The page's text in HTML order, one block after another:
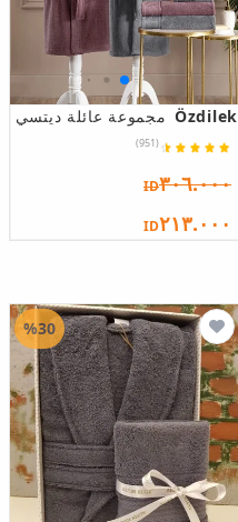
Özdilek مجموعة عائلة ديتسي
(951)
ID٣٠٦.٠٠٠
ID٢١٣.٠٠٠
%30